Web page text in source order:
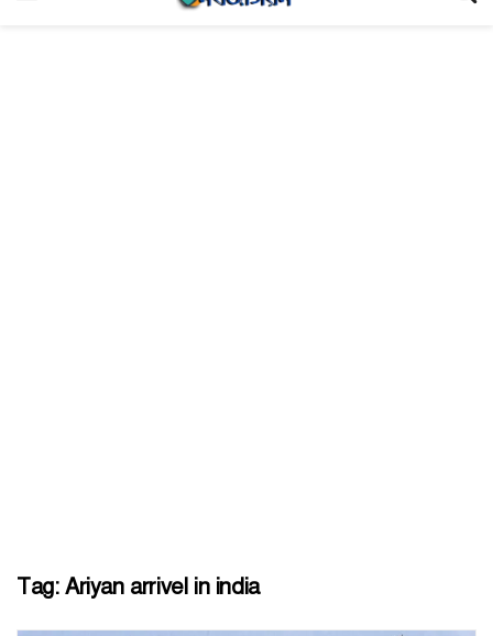
Tag: Ariyan arrivel in india